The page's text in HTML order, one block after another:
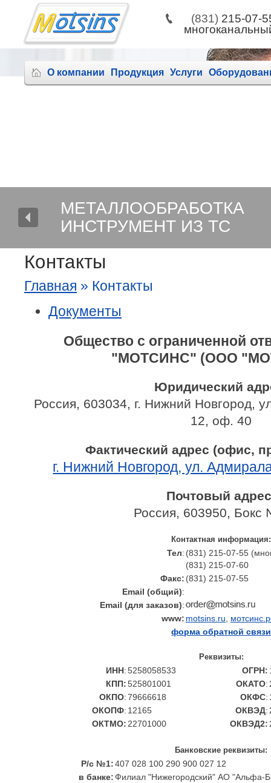
Контакты
Главная » Контакты
Документы
Общество с ограниченной
"МОТСИНС" (ООО
Юридический
Россия, 603034, г. Нижний Новгород,
12, оф. 40
Фактический адрес (офис,
г. Нижний Новгород, ул.
Почтовый
Россия, 603950,
Контактная информация:
Тел: (831) 215-07-55
(831) 215-07-60
Факс: (831) 215-07-55
Email (общий):
Email (для заказов):
www: motsins.ru
форма обратной связи
Реквизиты:
ИНН:5258058533 ОГРН:
КПП:525801001 ОКАТО:
ОКПО:79666618 ОКФС:
ОКОПФ: 12165 ОКВЭД:
ОКТМО:22701000 ОКВЭД2:
Банковские реквизиты:
Р/с №1:407 028 100 290 900 027 12
в банке:Филиал "Нижегородский" АО "Альфа-
(831) 215-07-
order@
О компании Продукция Услуги
МЕТАЛЛООБРАБОТКА
ИНСТРУМЕНТ ИЗ ТС